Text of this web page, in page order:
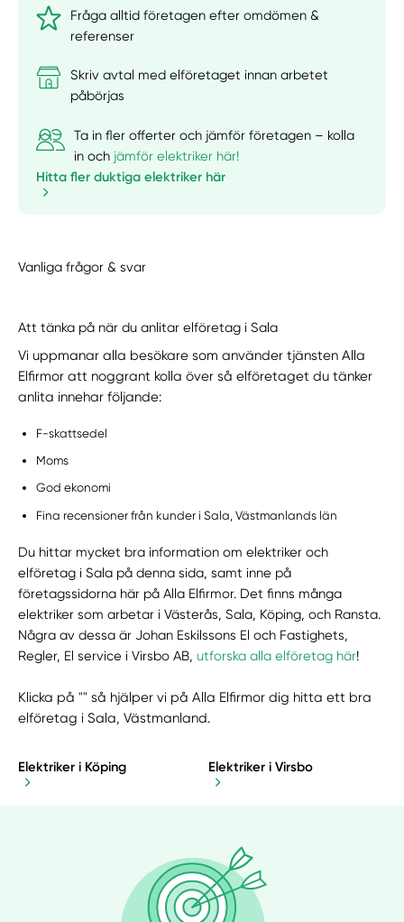
Fråga alltid företagen efter omdömen &
referenser
Skriv avtal med elföretaget innan arbetet
påbörjas
Ta in fler offerter och jämför företagen – kolla
in och jämför elektriker här!
Hitta fler duktiga elektriker här
Vanliga frågor & svar
Att tänka på när du anlitar elföretag i Sala
Vi uppmanar alla besökare som använder tjänsten Alla
Elfirmor att noggrant kolla över så elföretaget du tänker
anlita innehar följande:
F-skattsedel
Moms
God ekonomi
Fina recensioner från kunder i Sala, Västmanlands län
Du hittar mycket bra information om elektriker och
elföretag i Sala på denna sida, samt inne på
företagssidorna här på Alla Elfirmor. Det finns många
elektriker som arbetar i Västerås, Sala, Köping, och Ransta.
Några av dessa är Johan Eskilssons El och Fastighets,
Regler, El service i Virsbo AB,utforska alla elföretag här!
Klicka på "" så hjälper vi på Alla Elfirmor dig hitta ett bra
elföretag i Sala, Västmanland.
Elektriker i Köping Elektriker i Virsbo